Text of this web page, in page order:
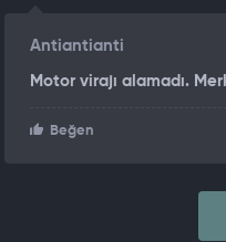
Antiantianti
Motor virajı alamadı.
Beğen